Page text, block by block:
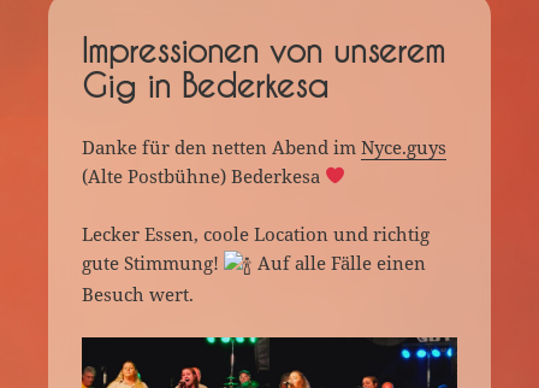
Impressionen von unserem
Gig in Bederkesa
Danke für den netten Abend imNyce.guys
(Alte Postbühne) Bederkesa
Lecker Essen, coole Location und richtig
gute Stimmung!
Auf alle Fälle einen
Besuch wert.